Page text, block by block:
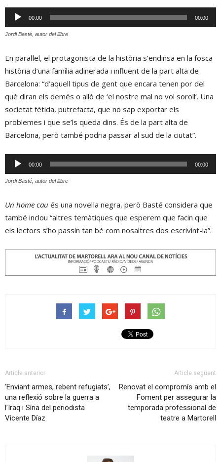
Reproductor
d'àudio
00:00 00:00
Jordi Basté, autor del llibre
En paral·lel, el protagonista de la història s’endinsa en la fosca
història d’una família adinerada i influent de la part alta de
Barcelona: “d’aquell tipus de gent que encara tenen por del
què diran els demés o allò de ‘el nostre mal no vol soroll’. Una
societat fètida, putrefacta, que no sap exportar els
problemes i que se’ls queda dins. És de la part alta de
Barcelona, però també podria passar al sud de la ciutat”.
Reproductor
d'àudio
00:00 00:00
Jordi Basté, autor del llibre
Un home cau és una novel·la negra, però Basté considera que
també inclou “altres temàtiques que esperem que facin que
els lectors s’ho passin tan bé com nosaltres dos escrivint-la”.
Article anterior
‘Enviant armes, rebent refugiats’,
una reflexió sobre la guerra a
l’Iraq i Síria del periodista
Vicente Díaz
Article següent
Renovat el compromís amb el
Foment per assegurar la
temporada professional de
teatre a Martorell